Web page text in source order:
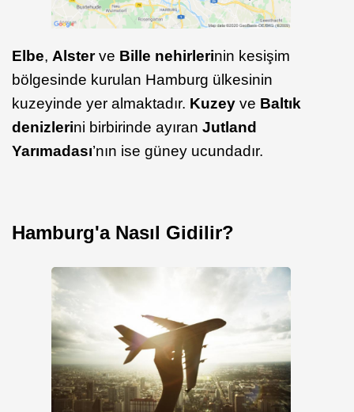
Elbe, Alsterve Bille nehirlerinin kesişim
bölgesinde kurulan Hamburg ülkesinin
kuzeyinde yer almaktadır. Kuzey ve Baltık
denizlerini birbirinde ayıran Jutland
Yarımadası’nın ise güney ucundadır.
Hamburg'a Nasıl Gidilir?